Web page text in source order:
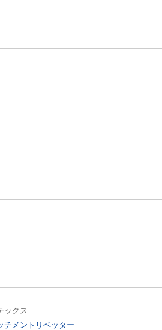
ックス
チメントリベッター